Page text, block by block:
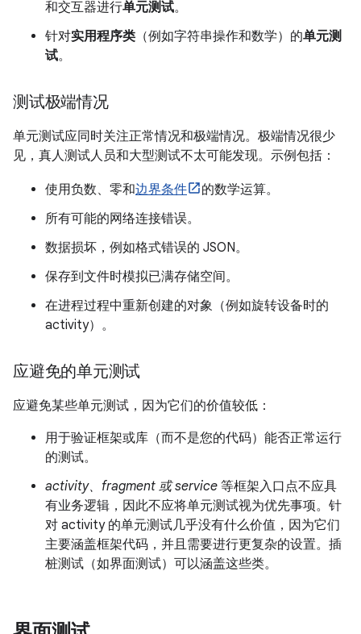
和交互器进行单元测试。
针对实用程序类 （例如字符串操作和数学）的单元测
试。
测试极端情况
单元测试应同时关注正常情况和极端情况。极端情况很少
见，真人测试人员和大型测试不太可能发现。示例包括：
使用负数、零和边界条件
的数学运算。
所有可能的网络连接错误。
数据损坏，例如格式错误的 JSON。
保存到文件时模拟已满存储空间。
在进程过程中重新创建的对象（例如旋转设备时的
activity）。
应避免的单元测试
应避免某些单元测试，因为它们的价值较低：
用于验证框架或库（而不是您的代码）能否正常运行
的测试。
activity、fragment 或 service 等框架入口点不应具
有业务逻辑，因此不应将单元测试视为优先事项。针
对 activity 的单元测试几乎没有什么价值，因为它们
主要涵盖框架代码，并且需要进行更复杂的设置。插
桩测试（如界面测试）可以涵盖这些类。